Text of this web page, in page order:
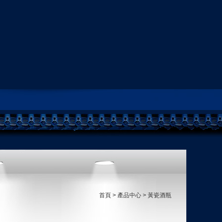
首頁 > 產品中心 > 黃瓷酒瓶